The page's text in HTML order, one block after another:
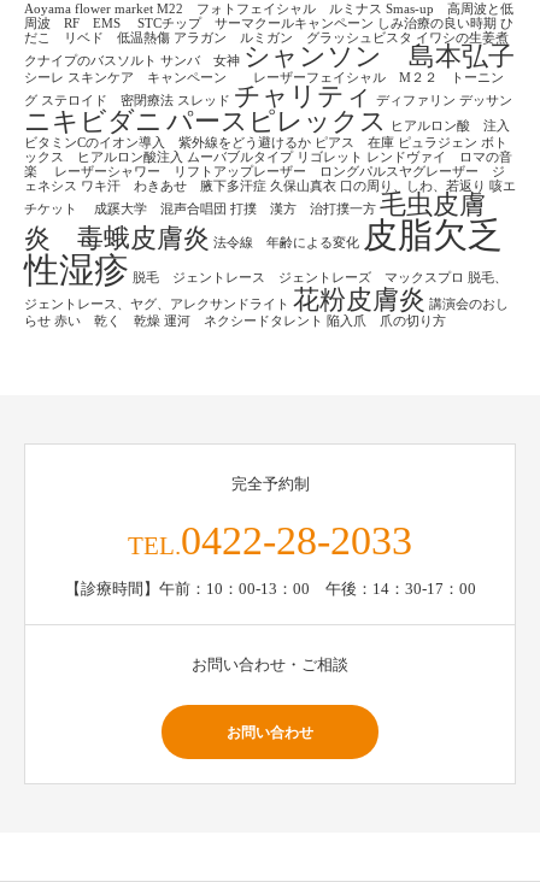
Aoyama flower market M22 フォトフェイシャル ルミナス Smas-up 高周波と低
周波 RF EMS
STCチップ サーマクールキャンペーン しみ治療の良い時期 ひ
だこ リベド 低温熱傷 アラガン ルミガン グラッシュビスタ イワシの生姜煮
クナイプのバスソルト サンバ 女神 シャンソン 島本弘子
シーレ スキンケア キャンペーン レーザーフェイシャル M２２ トーニン
グ ステロイド 密閉療法 スレッド チャリティ ディファリン デッサン
ニキビダニ パースピレックス
ヒアルロン酸 注入
ビタミンCのイオン導入 紫外線をどう避けるか ピアス 在庫 ピュラジェン ボト
ックス ヒアルロン酸注入
ムーバブルタイプ リゴレット レンドヴァイ ロマの音
楽
レーザーシャワー リフトアップレーザー ロングパルスヤグレーザー ジ
ェネシス ワキ汗 わきあせ 腋下多汗症 久保山真衣 口の周り、しわ、若返り 咳エ
チケット
成蹊大学 混声合唱団 打撲 漢方 治打撲一方 毛虫皮膚
炎 毒蛾皮膚炎 法令線 年齢による変化
皮脂欠乏
性湿疹 脱毛 ジェントレース ジェントレーズ マックスプロ
脱毛、
ジェントレース、ヤグ、アレクサンドライト 花粉皮膚炎 講演会のおし
らせ 赤い 乾く 乾燥 運河 ネクシードタレント 陥入爪 爪の切り方
完全予約制
TEL.0422-28-2033
【診療時間】午前：10：00-13：00 午後：14：30-17：00
お問い合わせ・ご相談
お問い合わせ